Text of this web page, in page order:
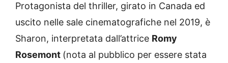
Protagonista del thriller, girato in Canada ed
uscito nelle sale cinematografiche nel 2019, è
Sharon, interpretata dall’attrice Romy
Rosemont (nota al pubblico per essere stata